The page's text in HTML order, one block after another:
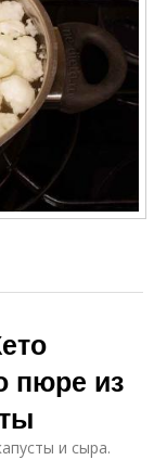
пюре из
и сыра.